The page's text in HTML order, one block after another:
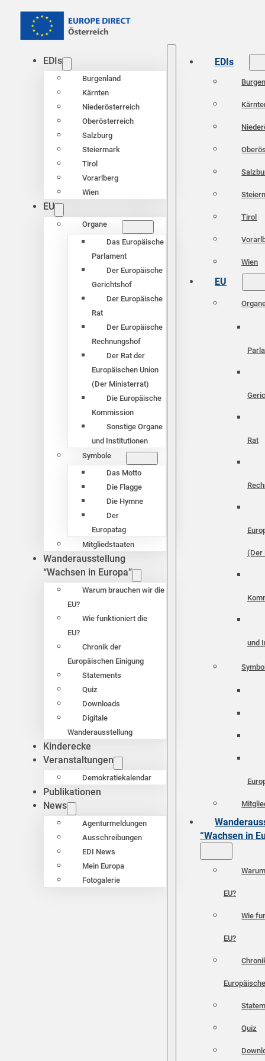
EDIs
Burgenland
Kärnten
Niederösterreich
Oberösterreich
Salzburg
Steiermark
Tirol
Vorarlberg
Wien
EU
Organe
Das Europäische
Parlament
Der Europäische
Gerichtshof
Der Europäische
Rat
Der Europäische
Rechnungshof
Der Rat der
Europäischen Union
(Der Ministerrat)
Die Europäische
Kommission
Sonstige Organe
und Institutionen
Symbole
Das Motto
Die Flagge
Die Hymne
Der
Europatag
Mitgliedstaaten
Wanderausstellung
“Wachsen in Europa”
Warum brauchen wir die
EU?
Wie funktioniert die
EU?
Chronik der
Europäischen Einigung
Statements
Quiz
Downloads
Digitale
Wanderausstellung
Kinderecke
Veranstaltungen
Demokratiekalendar
Publikationen
News
Agenturmeldungen
Ausschreibungen
EDI News
Mein Europa
Fotogalerie
EDIs
Tirol
Wien
EU
Rat
(Der
und
“Wachsen in
EU?
Wie
EU?
Quiz